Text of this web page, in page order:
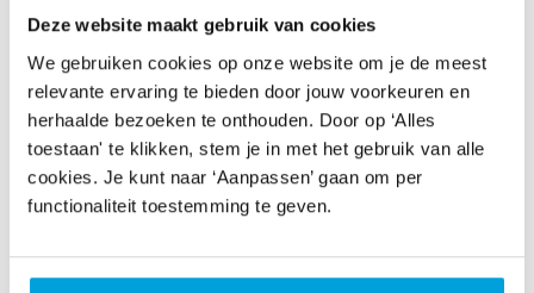
Deze website maakt gebruik van cookies
We gebruiken cookies op onze website om je de meest
relevante ervaring te bieden door jouw voorkeuren en
herhaalde bezoeken te onthouden. Door op ‘Alles
toestaan' te klikken, stem je in met het gebruik van alle
cookies. Je kunt naar ‘Aanpassen’ gaan om per
functionaliteit toestemming te geven.